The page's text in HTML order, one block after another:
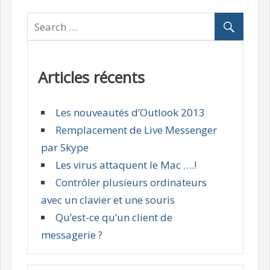
Articles récents
Les nouveautés d’Outlook 2013
Remplacement de Live Messenger
par Skype
Les virus attaquent le Mac ….!
Contrôler plusieurs ordinateurs
avec un clavier et une souris
Qu’est-ce qu’un client de
messagerie ?